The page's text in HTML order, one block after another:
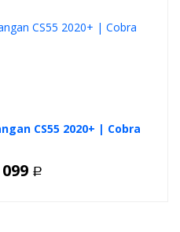
CS55 2020+ | Cobra
Р